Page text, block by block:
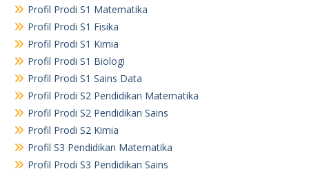
Profil Prodi S1 Matematika
Profil Prodi S1 Fisika
Profil Prodi S1 Kimia
Profil Prodi S1 Biologi
Profil Prodi S1 Sains Data
Profil Prodi S2 Pendidikan Matematika
Profil Prodi S2 Pendidikan Sains
Profil Prodi S2 Kimia
Profil S3 Pendidikan Matematika
Profil Prodi S3 Pendidikan Sains